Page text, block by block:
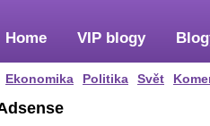
Home
Ekonomika Politika Svět
VIP blogy